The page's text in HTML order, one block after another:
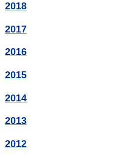
2018
2017
2016
2015
2014
2013
2012